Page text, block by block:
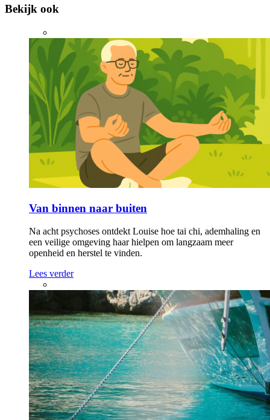
Bekijk ook
Van binnen naar buiten
Na acht psychoses ontdekt Louise hoe tai chi, ademhaling en
een veilige omgeving haar hielpen om langzaam meer
openheid en herstel te vinden.
Lees verder